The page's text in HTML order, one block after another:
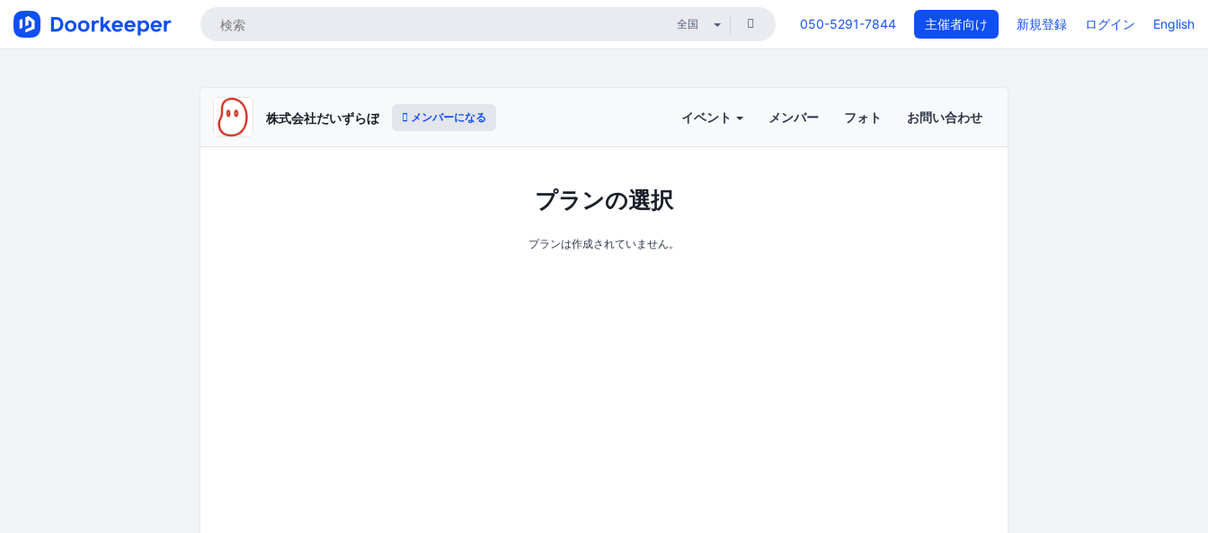
050-5291-7844 主催者向け 新規登録 ログイン English
株式会社だいずらぼ メンバーになる イベント メンバー フォト お問い合わせ
プランの選択
プランは作成されていません。